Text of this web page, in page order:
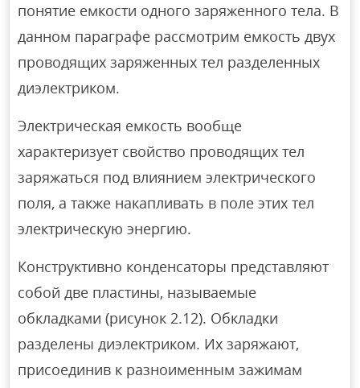
понятие емкости одного заряженного тела. В
данном параграфе рассмотрим емкость двух
проводящих заряженных тел разделенных
диэлектриком.
Электрическая емкость вообще
характеризует свойство проводящих тел
заряжаться под влиянием электрического
поля, а также накапливать в поле этих тел
электрическую энергию.
Конструктивно конденсаторы представляют
собой две пластины, называемые
обкладками (рисунок 2.12). Обкладки
разделены диэлектриком. Их заряжают,
присоединив к разноименным зажимам